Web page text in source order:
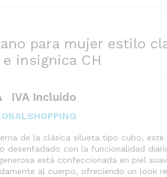
para mujer estilo
insignica CH
IVA Incluido
de la clásica silueta tipo cubo,
desenfadado con la funcionalidad
está confeccionada en piel
al cuerpo, ofreciendo un look